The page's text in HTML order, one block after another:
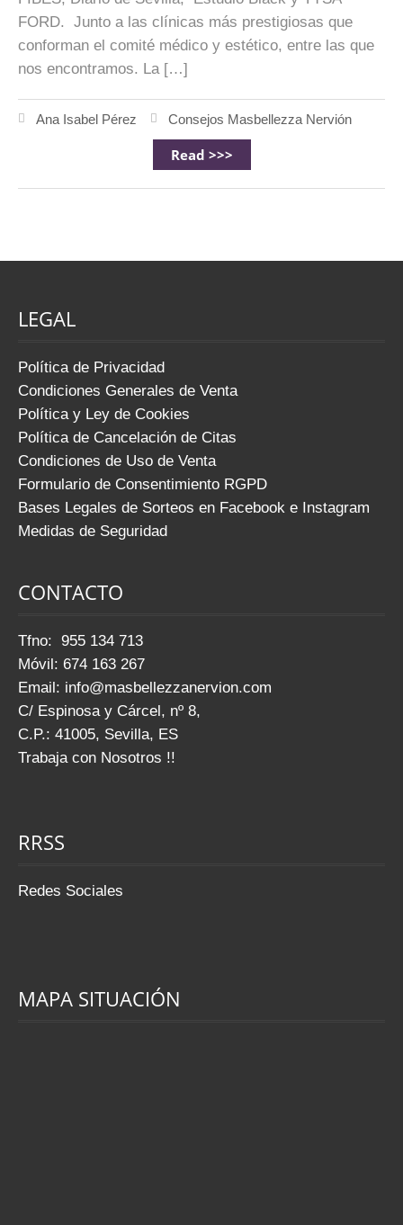
FORD. Junto a las clínicas más prestigiosas que
conforman el comité médico y estético, entre las que
nos encontramos. La […]
Ana Isabel Pérez Consejos Masbellezza Nervión
Read >>>
LEGAL
Política de Privacidad
Condiciones Generales de Venta
Política y Ley de Cookies
Política de Cancelación de Citas
Condiciones de Uso de Venta
Formulario de Consentimiento RGPD
Bases Legales de Sorteos en Facebook e Instagram
Medidas de Seguridad
CONTACTO
Tfno: 955 134 713
Móvil: 674 163 267
Email: info@masbellezzanervion.com
C/ Espinosa y Cárcel, nº 8,
C.P.: 41005, Sevilla, ES
Trabaja con Nosotros !!
RRSS
Redes Sociales
MAPA SITUACIÓN